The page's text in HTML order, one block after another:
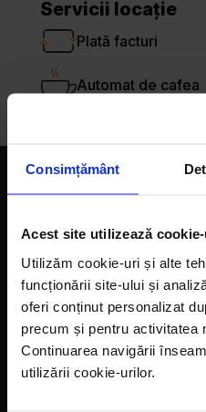
Consimțământ
Acest site utilizează
Utilizăm cookie-uri și alte
funcționării site-ului și
oferi conținut personalizat
precum și pentru activitatea
Continuarea navigării
utilizării cookie-urilor.
Servicii locație
Plată facturi
Automat de cafea
Magazine
Despre noi
LaDoiPași Extra
Hora reciclării
Contact